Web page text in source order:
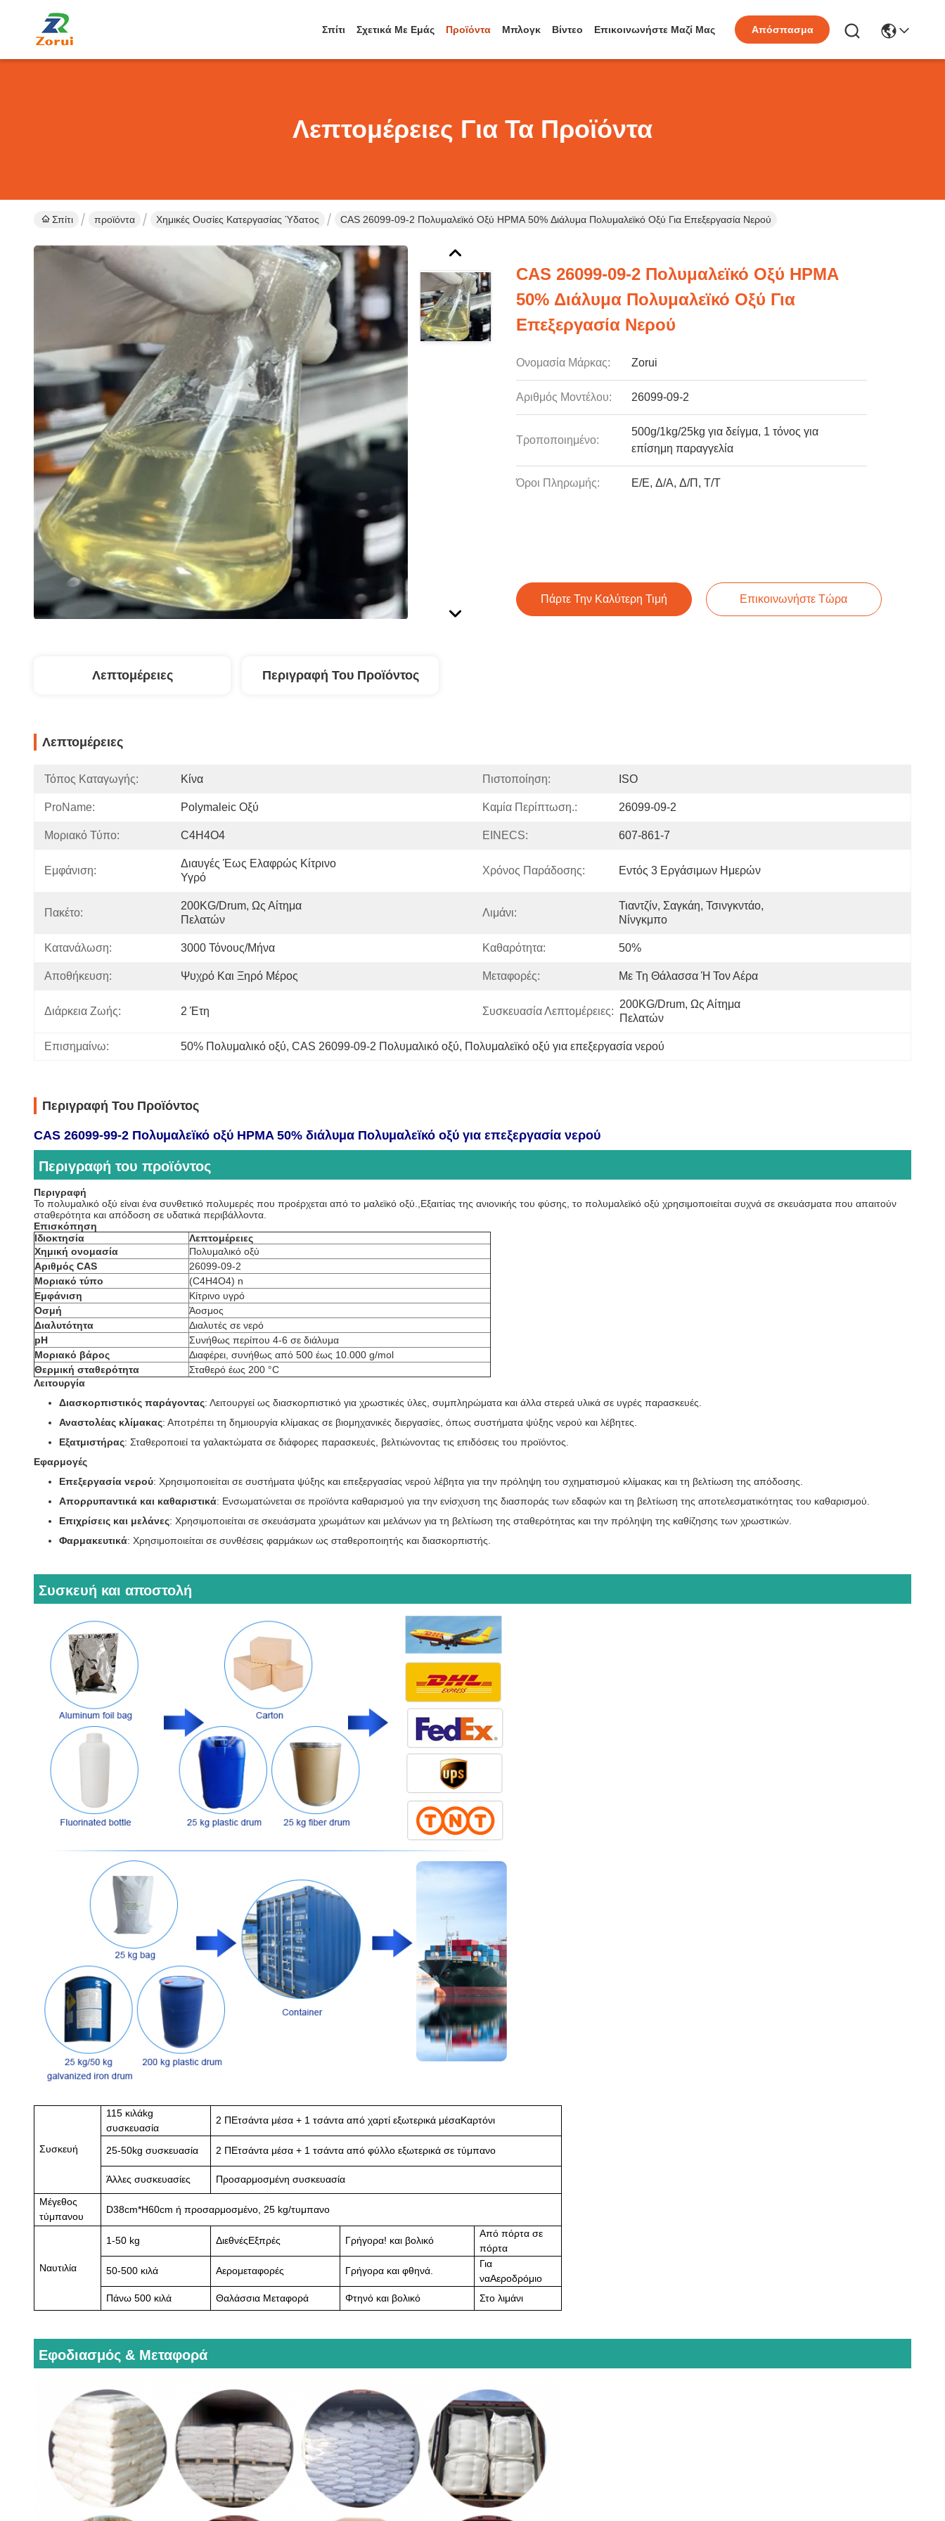
Σπίτι Σχετικά Με Εμάς Προϊόντα Μπλογκ Βίντεο Επικοινωνήστε Μαζί Μας Απόσπασμα
Λεπτομέρειες Για Τα Προϊόντα
Σπίτι προϊόντα Χημικές Ουσίες Κατεργασίας Ύδατος CAS 26099-09-2 Πολυμαλεϊκό Οξύ HPMA 50% Διάλυμα Πολυμαλεϊκό Οξύ Για Επεξεργασία Νερού
CAS 26099-09-2 Πολυμαλεϊκό Οξύ HPMA
50% Διάλυμα Πολυμαλεϊκό Οξύ Για
Επεξεργασία Νερού
Ονομασία Μάρκας: Zorui
Αριθμός Μοντέλου: 26099-09-2
Τροποποιημένο:
500g/1kg/25kg για δείγμα, 1 τόνος για
επίσημη παραγγελία
Όροι Πληρωμής: Ε/Ε, Δ/Α, Δ/Π, Τ/Τ
Πάρτε Την Καλύτερη Τιμή Επικοινωνήστε Τώρα
Λεπτομέρειες Περιγραφή Του Προϊόντος
Λεπτομέρειες
Τόπος Καταγωγής: Κίνα Πιστοποίηση: ISO
ProName: Polymaleic Οξύ Καμία Περίπτωση.: 26099-09-2
Μοριακό Τύπο: C4H4O4 EINECS: 607-861-7
Εμφάνιση:
Διαυγές Έως Ελαφρώς Κίτρινο
Υγρό
Χρόνος Παράδοσης: Εντός 3 Εργάσιμων Ημερών
Πακέτο:
200KG/Drum, Ως Αίτημα
Πελατών
Λιμάνι:
Τιαντζίν, Σαγκάη, Τσινγκντάο,
Νίνγκμπο
Κατανάλωση: 3000 Τόνους/μήνα Καθαρότητα: 50%
Αποθήκευση: Ψυχρό Και Ξηρό Μέρος Μεταφορές: Με Τη Θάλασσα Ή Τον Αέρα
Διάρκεια Ζωής: 2 Έτη Συσκευασία Λεπτομέρειες:
200KG/Drum, Ως Αίτημα
Πελατών
Επισημαίνω: 50% Πολυμαλικό οξύ, CAS 26099-09-2 Πολυμαλικό οξύ, Πολυμαλεϊκό οξύ για επεξεργασία νερού
Περιγραφή Του Προϊόντος
CAS 26099-99-2 Πολυμαλεϊκό οξύ HPMA 50% διάλυμα Πολυμαλεϊκό οξύ για επεξεργασία νερού
Περιγραφή του προϊόντος
Περιγραφή
Το πολυμαλικό οξύ είναι ένα συνθετικό πολυμερές που προέρχεται από το μαλεϊκό οξύ.,Εξαιτίας της ανιονικής του φύσης, το πολυμαλεϊκό οξύ χρησιμοποιείται συχνά σε σκευάσματα που απαιτούν
σταθερότητα και απόδοση σε υδατικά περιβάλλοντα.
Επισκόπηση
Ιδιοκτησία
Λεπτομέρειες
Χημική ονομασία
Πολυμαλικό οξύ
Αριθμός CAS
26099-09-2
Μοριακό τύπο
(C4H4O4) n
Εμφάνιση
Κίτρινο υγρό
Οσμή
Άοσμος
Διαλυτότητα
Διαλυτές σε νερό
pH
Συνήθως περίπου 4-6 σε διάλυμα
Μοριακό βάρος
Διαφέρει, συνήθως από 500 έως 10.000 g/mol
Θερμική σταθερότητα
Σταθερό έως 200 °C
Λειτουργία
Διασκορπιστικός παράγοντας: Λειτουργεί ως διασκορπιστικό για χρωστικές ύλες, συμπληρώματα και άλλα στερεά υλικά σε υγρές παρασκευές.
Αναστολέας κλίμακας: Αποτρέπει τη δημιουργία κλίμακας σε βιομηχανικές διεργασίες, όπως συστήματα ψύξης νερού και λέβητες.
Εξατμιστήρας: Σταθεροποιεί τα γαλακτώματα σε διάφορες παρασκευές, βελτιώνοντας τις επιδόσεις του προϊόντος.
Εφαρμογές
Επεξεργασία νερού: Χρησιμοποιείται σε συστήματα ψύξης και επεξεργασίας νερού λέβητα για την πρόληψη του σχηματισμού κλίμακας και τη βελτίωση της απόδοσης.
Απορρυπαντικά και καθαριστικά: Ενσωματώνεται σε προϊόντα καθαρισμού για την ενίσχυση της διασποράς των εδαφών και τη βελτίωση της αποτελεσματικότητας του καθαρισμού.
Επιχρίσεις και μελάνες: Χρησιμοποιείται σε σκευάσματα χρωμάτων και μελάνων για τη βελτίωση της σταθερότητας και την πρόληψη της καθίζησης των χρωστικών.
Φαρμακευτικά: Χρησιμοποιείται σε συνθέσεις φαρμάκων ως σταθεροποιητής και διασκορπιστής.
Συσκευή και αποστολή
Συσκευή
115 κιλάkg
συσκευασία
2 ΠΕτσάντα μέσα + 1 τσάντα από χαρτί εξωτερικά μέσαΚαρτόνι
25-50kg συσκευασία 2 ΠΕτσάντα μέσα + 1 τσάντα από φύλλο εξωτερικά σε τύμπανο
Άλλες συσκευασίες
Προσαρμοσμένη συσκευασία
Μέγεθος
τύμπανου
D38cm*H60cm ή προσαρμοσμένο, 25 kg/τυμπανο
Ναυτιλία
1-50 kg ΔιεθνέςΕξπρές Γρήγορα! και βολικό
Από πόρτα σε
πόρτα
50-500 κιλά
Αερομεταφορές Γρήγορα και φθηνά.
Για
ναΑεροδρόμιο
Πάνω 500 κιλά Θαλάσσια Μεταφορά Φτηνό και βολικό Στο λιμάνι
Εφοδιασμός & Μεταφορά